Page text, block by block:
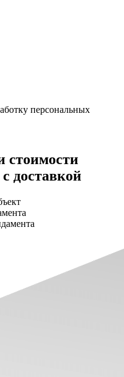
персональных
стоимости
доставкой